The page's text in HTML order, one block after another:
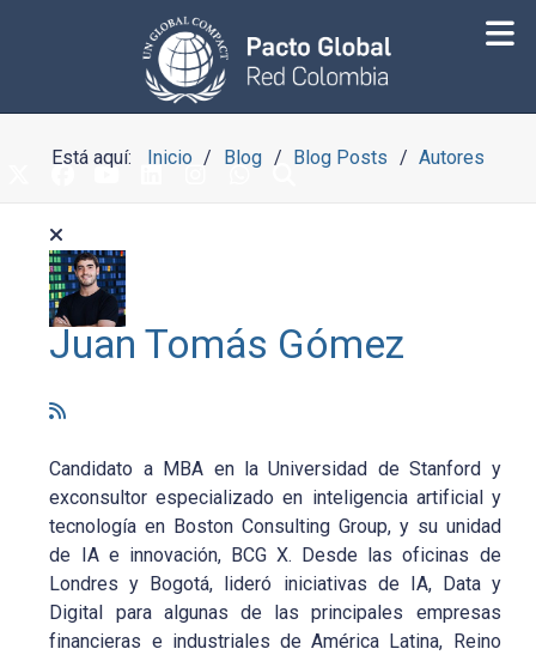
Está aquí: Inicio Blog Blog Posts Autores
Juan Tomás Gómez
Candidato a MBA en la Universidad de Stanford y
exconsultor especializado en inteligencia artificial y
tecnología en Boston Consulting Group, y su unidad
de IA e innovación, BCG X. Desde las oficinas de
Londres y Bogotá, lideró iniciativas de IA, Data y
Digital para algunas de las principales empresas
financieras e industriales de América Latina, Reino